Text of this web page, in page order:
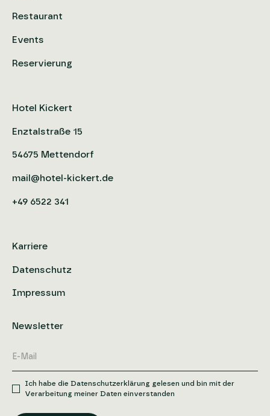
Hotel Kickert
Enztalstraße 15
Restaurant
54675 Mettendorf
Karriere
Events
mail@hotel-kickert.de
Datenschutz
Reservierung
+49 6522 341
Impressum
Newsletter
Ich habe die Datenschutzerklärung gelesen und bin mit der
Verarbeitung meiner Daten einverstanden